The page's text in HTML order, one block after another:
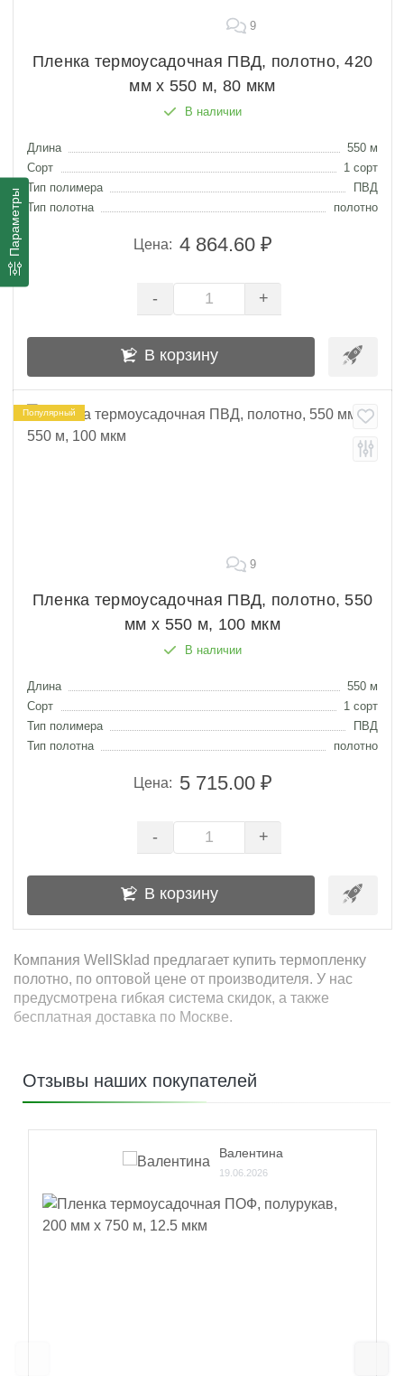
Параметры
9
Пленка термоусадочная ПВД, полотно, 420
мм х 550 м, 80 мкм
В наличии
Длина
550 м
Сорт
1 сорт
Тип полимера
ПВД
Тип полотна
полотно
Цена: 4 864.60 ₽
- +
В корзину
Популярный
9
Пленка термоусадочная ПВД, полотно, 550
мм х 550 м, 100 мкм
В наличии
Длина
550 м
Сорт
1 сорт
Тип полимера
ПВД
Тип полотна
полотно
Цена: 5 715.00 ₽
- +
В корзину
Компания WellSklad предлагает купить термопленку
полотно, по оптовой цене от производителя. У нас
предусмотрена гибкая система скидок, а также
бесплатная доставка по Москве.
Отзывы наших покупателей
Валентина
19.06.2026